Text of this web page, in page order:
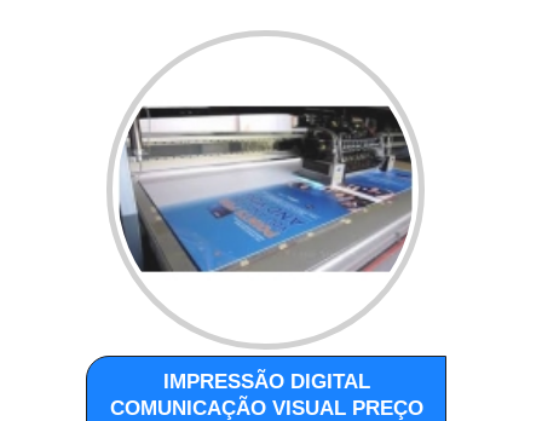
IMPRESSÃO DIGITAL
COMUNICAÇÃO VISUAL PREÇO